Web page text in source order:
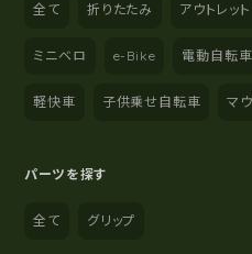
全て 折りたたみ アウトレット
ミニベロ e-Bike 電動自転車
軽快車 子供乗せ自転車 マ
パーツを探す
全て グリップ